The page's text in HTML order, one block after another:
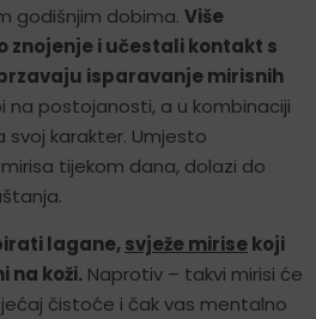
godišnjim dobima. Više
i učestali kontakt s
isparavanje mirisnih
na postojanosti, a u kombinaciji
svoj karakter. Umjesto
tijekom dana, dolazi do
lagane,svježe mirisekoji
na koži. Naprotiv – takvi mirisi će
čistoće i čak vas mentalno